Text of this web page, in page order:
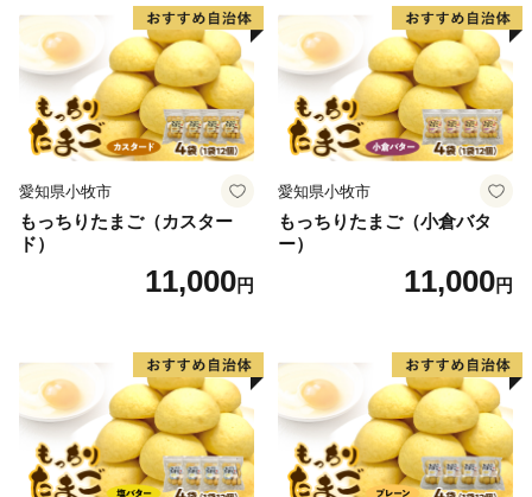
愛知県小牧市
もっちりたまご（カスター
ド）
11,000円
愛知県小牧市
もっちりたまご（小倉バタ
ー）
11,000円